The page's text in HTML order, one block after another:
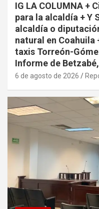
IG LA COLUMNA +
para la alcaldía + Y
alcaldía o
natural en
taxis Torreón-
Informe de
6 de agosto de 2026